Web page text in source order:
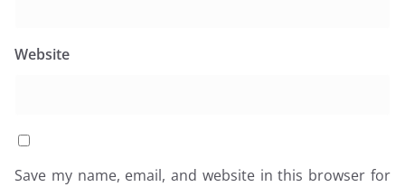
Website
Save my name, email, and website in this browser for